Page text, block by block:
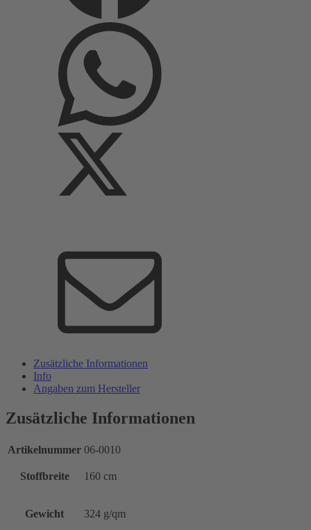
Zusätzliche Informationen
Info
Angaben zum Hersteller
Zusätzliche Informationen
Artikelnummer 06-0010
Stoffbreite 160 cm
Gewicht 324 g/qm